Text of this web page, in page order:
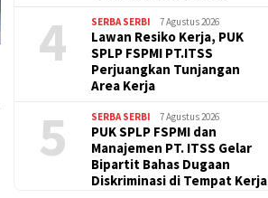
4 SERBA SERBI 7 Agustus 2026
Lawan Resiko Kerja, PUK
SPLP FSPMI PT.ITSS
Perjuangkan Tunjangan
Area Kerja
5 SERBA SERBI 7 Agustus 2026
PUK SPLP FSPMI dan
Manajemen PT. ITSS Gelar
Bipartit Bahas Dugaan
Diskriminasi di Tempat Kerja